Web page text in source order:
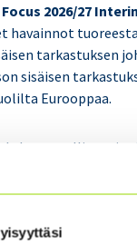
2026/27
havainnot
tarkastuksen
sisäisen
Eurooppaa.
ja
uudet
vastauksissa